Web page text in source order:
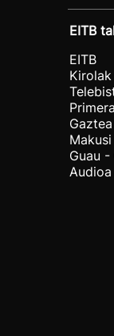
EITB
EITB
Kirolak
Gaztea
Makusi
Guau -
Audioa